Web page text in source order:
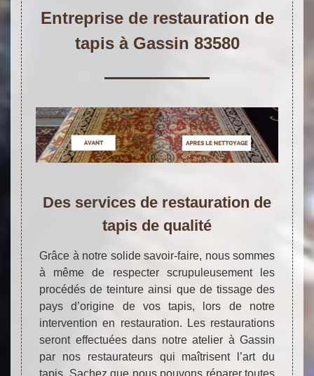
Entreprise de restauration de
tapis à Gassin 83580
Des services de restauration de
tapis de qualité
Grâce à notre solide savoir-faire, nous sommes
à même de respecter scrupuleusement les
procédés de teinture ainsi que de tissage des
pays d’origine de vos tapis, lors de notre
intervention en restauration. Les restaurations
seront effectuées dans notre atelier à Gassin
par nos restaurateurs qui maîtrisent l’art du
tapis. Sachez que nous pouvons réparer toutes